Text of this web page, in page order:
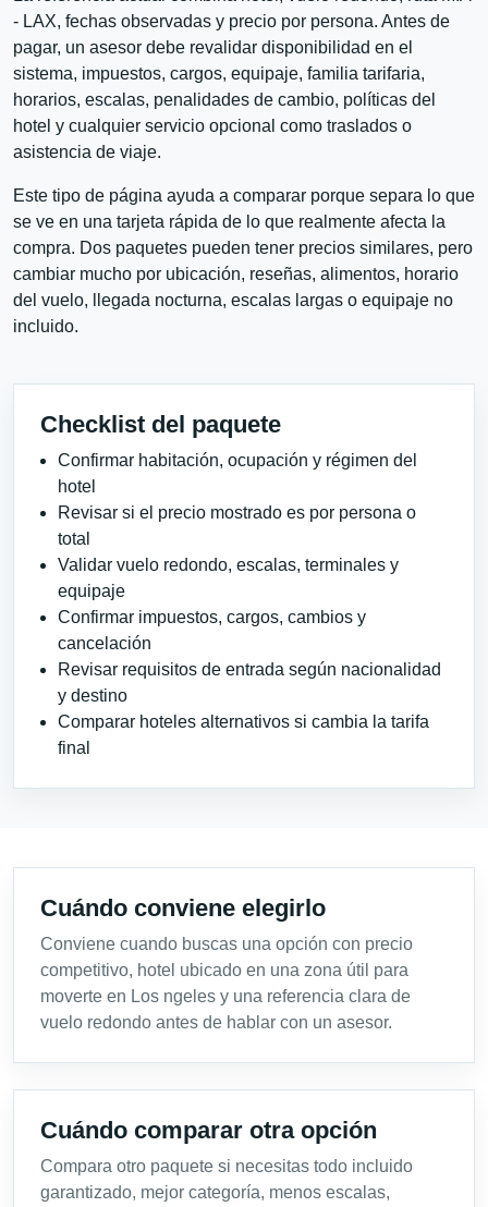
- LAX, fechas observadas y precio por persona. Antes de
pagar, un asesor debe revalidar disponibilidad en el
sistema, impuestos, cargos, equipaje, familia tarifaria,
horarios, escalas, penalidades de cambio, políticas del
hotel y cualquier servicio opcional como traslados o
asistencia de viaje.
Este tipo de página ayuda a comparar porque separa lo que
se ve en una tarjeta rápida de lo que realmente afecta la
compra. Dos paquetes pueden tener precios similares, pero
cambiar mucho por ubicación, reseñas, alimentos, horario
del vuelo, llegada nocturna, escalas largas o equipaje no
incluido.
Checklist del paquete
Confirmar habitación, ocupación y régimen del
hotel
Revisar si el precio mostrado es por persona o
total
Validar vuelo redondo, escalas, terminales y
equipaje
Confirmar impuestos, cargos, cambios y
cancelación
Revisar requisitos de entrada según nacionalidad
y destino
Comparar hoteles alternativos si cambia la tarifa
final
Cuándo conviene elegirlo
Conviene cuando buscas una opción con precio
competitivo, hotel ubicado en una zona útil para
moverte en Los ngeles y una referencia clara de
vuelo redondo antes de hablar con un asesor.
Cuándo comparar otra opción
Compara otro paquete si necesitas todo incluido
garantizado, mejor categoría, menos escalas,